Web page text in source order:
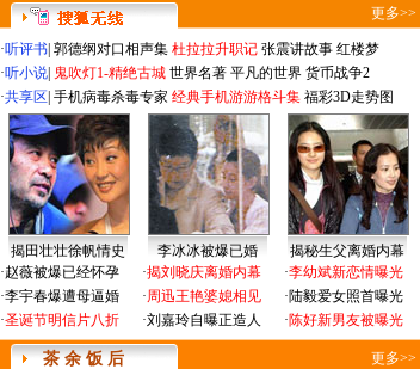
更多>>
·听评书 郭德纲对口相声集 杜拉拉升职记 张震讲故事 红楼梦
·听小说 鬼吹灯1-精绝古城 世界名著 平凡的世界 货币战争2
·共享区 手机病毒杀毒专家 经典手机游游格斗集 福彩3D走势图
揭田壮壮徐帆情史 李冰冰被爆已婚
揭秘生父离婚内幕
·赵薇被爆已经怀孕
·李宇春爆遭母逼婚
·圣诞节明信片八折
·揭刘晓庆离婚内幕
·周迅王艳婆媳相见
·刘嘉玲自曝正造人
·李幼斌新恋情曝光
·陆毅爱女照首曝光
·陈好新男友被曝光
茶 余 饭 后 更多>>